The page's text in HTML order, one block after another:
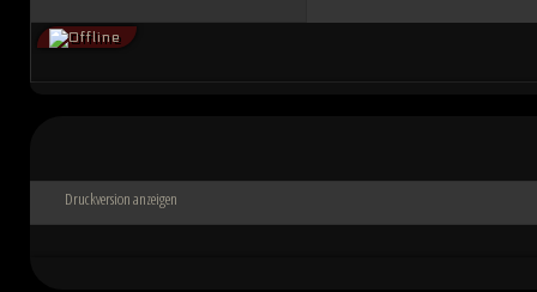
Druckversion anzeigen